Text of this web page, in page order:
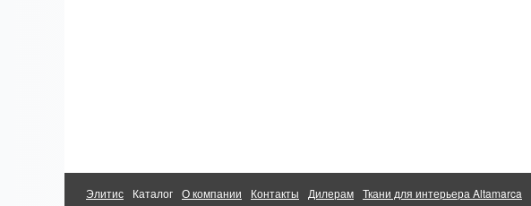
Элитис Каталог О компании Контакты Дилерам Ткани для интерьера Altamarca